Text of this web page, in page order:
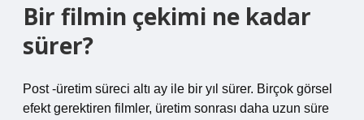
Bir filmin çekimi ne kadar
sürer?
Post -üretim süreci altı ay ile bir yıl sürer. Birçok görsel
efekt gerektiren filmler, üretim sonrası daha uzun süre